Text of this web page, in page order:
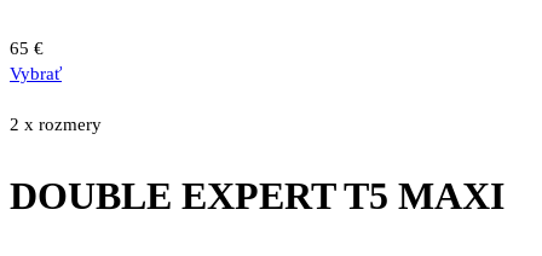
65 €
VybraťTento
má
Možnosti
2 x rozmery
DOUBLE EXPERT T5 MAXI